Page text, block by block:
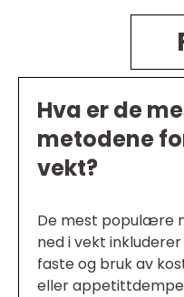
Hva er de
metodene
vekt?
De mest populære
ned i vekt
faste og bruk av
eller